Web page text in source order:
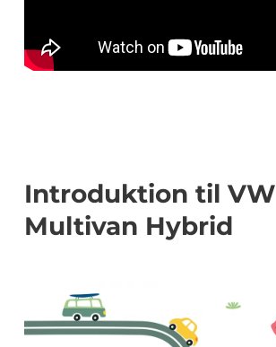
Introduktion til VW
Multivan Hybrid